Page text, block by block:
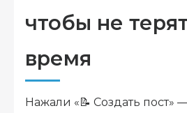
чтобы не
время
Нажали «📝 Создать пост»